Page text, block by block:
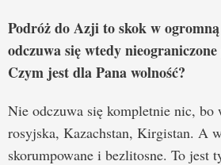
Podróż do Azji to skok w
odczuwa się wtedy
Czym jest dla Pana wolność?
Nie odczuwa się kompletnie nic, bo
rosyjska, Kazachstan, Kirgistan. A
skorumpowane i bezlitosne. To jest